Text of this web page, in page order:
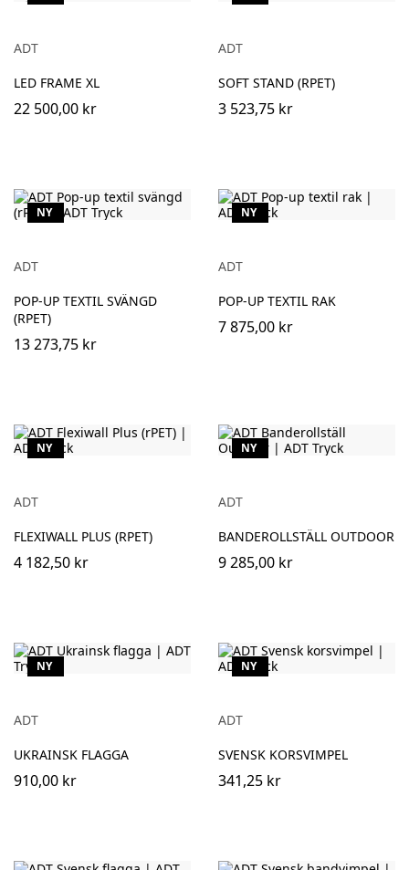
ADT
LED FRAME XL
22 500,00 kr
ADT
SOFT STAND (RPET)
3 523,75 kr
ADT
POP-UP TEXTIL SVÄNGD
(RPET)
13 273,75 kr
NY
ADT
POP-UP TEXTIL RAK
7 875,00 kr
NY
ADT
FLEXIWALL PLUS (RPET)
4 182,50 kr
NY
ADT
BANDEROLLSTÄLL OUTDOOR
9 285,00 kr
NY
ADT
UKRAINSK FLAGGA
910,00 kr
NY
ADT
SVENSK KORSVIMPEL
341,25 kr
NY